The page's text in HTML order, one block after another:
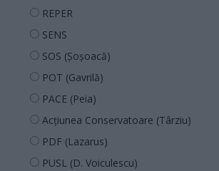
REPER
SENS
SOS (Șoșoacă)
POT (Gavrilă)
PACE (Peia)
Acțiunea Conservatoare (Târziu)
PDF (Lazarus)
PUSL (D. Voiculescu)